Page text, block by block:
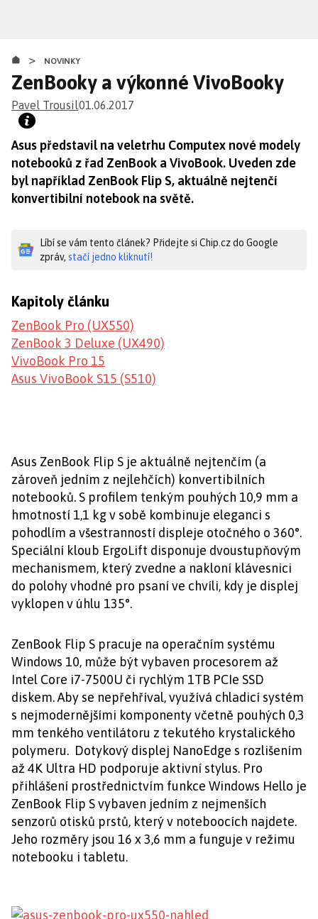
obsahu
> NOVINKY
ZenBooky a výkonné VivoBooky
Pavel Trousil01.06.2017
Asus představil na veletrhu Computex nové modely
notebooků z řad ZenBook a VivoBook. Uveden zde
byl například ZenBook Flip S, aktuálně nejtenčí
konvertibilní notebook na světě.
Líbí se vám tento článek? Přidejte si Chip.cz do Google
zpráv, stačí jedno kliknutí!
Kapitoly článku
ZenBook Pro (UX550)
ZenBook 3 Deluxe (UX490)
VivoBook Pro 15
Asus VivoBook S15 (S510)
Asus ZenBook Flip S je aktuálně nejtenčím (a
zároveň jedním z nejlehčích) konvertibilních
notebooků. S profilem tenkým pouhých 10,9 mm a
hmotností 1,1 kg v sobě kombinuje eleganci s
pohodlím a všestranností displeje otočného o 360°.
Speciální kloub ErgoLift disponuje dvoustupňovým
mechanismem, který zvedne a nakloní klávesnici
do polohy vhodné pro psaní ve chvíli, kdy je displej
vyklopen v úhlu 135°.
ZenBook Flip S pracuje na operačním systému
Windows 10, může být vybaven procesorem až
Intel Core i7-7500U či rychlým 1TB PCIe SSD
diskem. Aby se nepřehříval, využívá chladicí systém
s nejmodernějšími komponenty včetně pouhých 0,3
mm tenkého ventilátoru z tekutého krystalického
polymeru. Dotykový displej NanoEdge s rozlišením
až 4K Ultra HD podporuje aktivní stylus. Pro
přihlášení prostřednictvím funkce Windows Hello je
ZenBook Flip S vybaven jedním z nejmenších
senzorů otisků prstů, který v noteboocích najdete.
Jeho rozměry jsou 16 x 3,6 mm a funguje v režimu
notebooku i tabletu.